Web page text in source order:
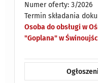
Numer oferty: 3/2026
Termin składania
Osoba do obsługi w
"Goplana" w